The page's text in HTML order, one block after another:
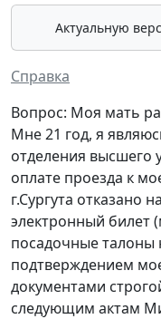
Актуальную
Справка
Вопрос: Моя мать
Мне 21 год, я
отделения высшего
оплате проезда к
г.Сургута отказано
электронный билет
посадочные талоны
подтверждением
документами
следующим актам